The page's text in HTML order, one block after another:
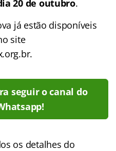
20 de outubro.
já estão disponíveis
site
seguir o canal do
os detalhes do